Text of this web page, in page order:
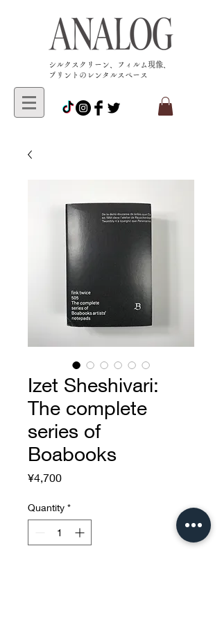
​シルクスクリーン、フィルム現像、
プリントのレンタルスペース
Izet Sheshivari:
The complete
series of
Boabooks
¥4,700Price
Quantity *